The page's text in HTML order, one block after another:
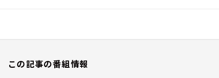
この記事の番組情報